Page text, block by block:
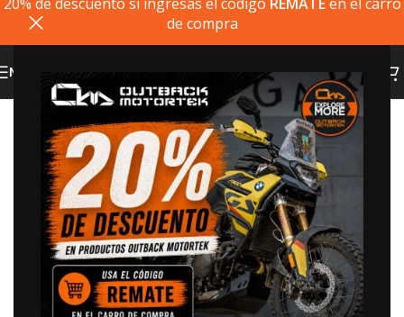
de compra
MENU
20% dto. codigo
REMATE